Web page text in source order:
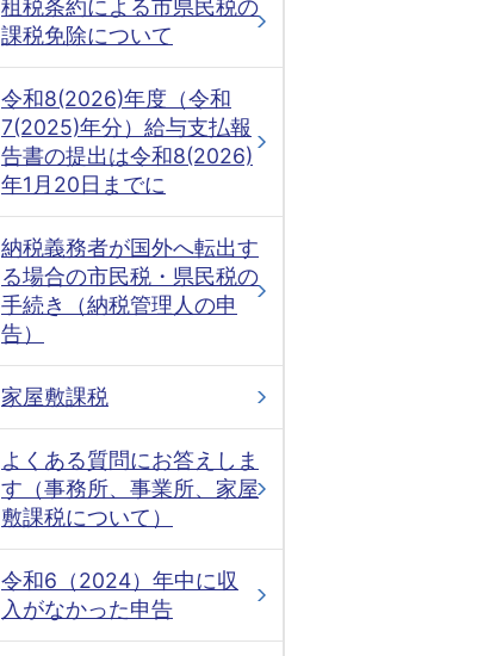
租税条約による市県民税の
課税免除について
令和8(2026)年度（令和
7(2025)年分）給与支払報
告書の提出は令和8(2026)
年1月20日までに
納税義務者が国外へ転出す
る場合の市民税・県民税の
手続き（納税管理人の申
告）
家屋敷課税
よくある質問にお答えしま
す（事務所、事業所、家屋
敷課税について）
令和6（2024）年中に収
入がなかった申告